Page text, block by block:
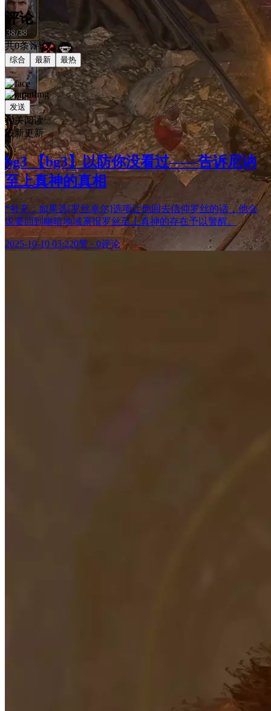
评论
共0条评论
综合 最新 最热
发送
相关阅读
最新更新
bg3 【bg3】以防你没看过——告诉尼讷
至上真神的真相
*补充：如果选[罗丝卓尔]选项让他回去信仰罗丝的话，他会
说要回到幽暗地域禀报罗丝至上真神的存在予以警醒。
2025-10-10 03:220赞 · 0评论